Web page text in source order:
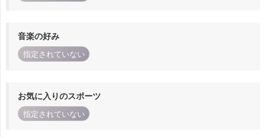
音楽の好み
指定されていない
お気に入りのスポーツ
指定されていない